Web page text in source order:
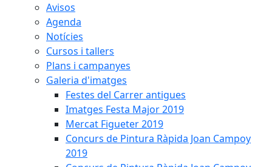
Avisos
Agenda
Notícies
Cursos i tallers
Plans i campanyes
Galeria d'imatges
Festes del Carrer antigues
Imatges Festa Major 2019
Mercat Figueter 2019
Concurs de Pintura Ràpida Joan Campoy
2019